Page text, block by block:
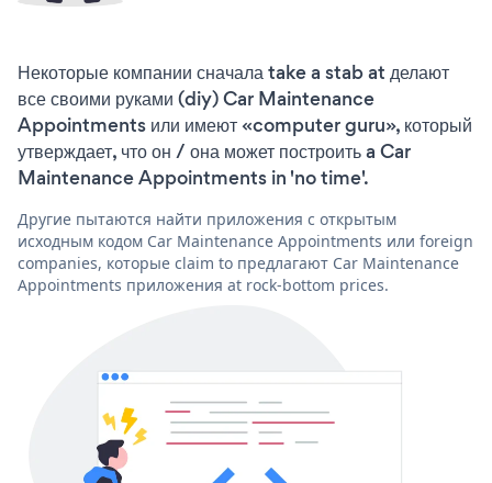
Некоторые компании сначала take a stab at делают
все своими руками (diy) Car Maintenance
Appointments или имеют «computer guru», который
утверждает, что он / она может построить a Car
Maintenance Appointments in 'no time'.
Другие пытаются найти приложения с открытым
исходным кодом Car Maintenance Appointments или foreign
companies, которые claim to предлагают Car Maintenance
Appointments приложения at rock-bottom prices.